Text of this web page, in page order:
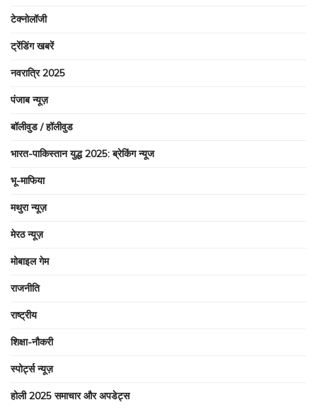
टेक्नोलॉजी
ट्रेंडिंग खबरें
नवरात्रि 2025
पंजाब न्यूज़
बॉलीवुड / हॉलीवुड
भारत-पाकिस्तान युद्ध 2025: ब्रेकिंग न्यूज
भू-माफिया
मथुरा न्यूज़
मेरठ न्यूज़
मोबाइल गेम
राजनीति
राष्ट्रीय
शिक्षा-नौकरी
स्पोर्ट्स न्यूज़
होली 2025 समाचार और अपडेट्स